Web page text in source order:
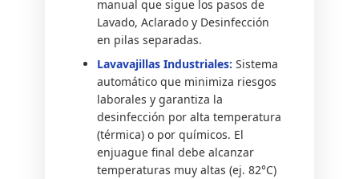
manual que sigue los pasos de
Lavado, Aclarado y Desinfección
en pilas separadas.
Lavavajillas Industriales: Sistema
automático que minimiza riesgos
laborales y garantiza la
desinfección por alta temperatura
(térmica) o por químicos. El
enjuague final debe alcanzar
temperaturas muy altas (ej. 82°C)